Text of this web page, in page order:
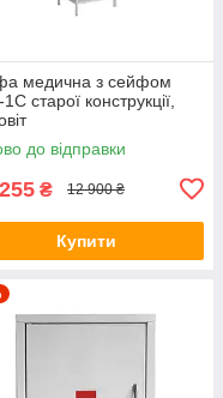
медична з сейфом
старої конструкції,
до відправки
₴ 12 900 ₴
Купити